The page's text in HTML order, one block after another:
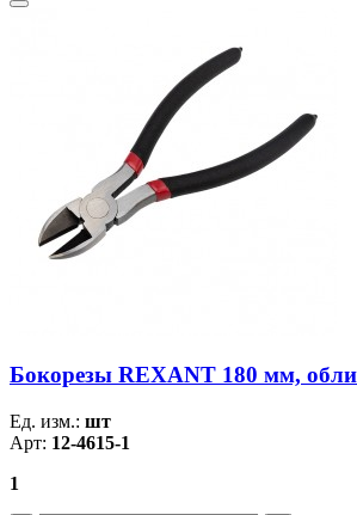
Бокорезы REXANT 180 мм,
Ед. изм.: шт
Арт: 12-4615-1
1